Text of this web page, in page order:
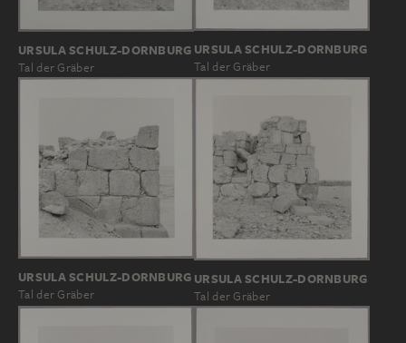
URSULA SCHULZ-DORNBURG
Tal der Gräber
URSULA SCHULZ-DORNBURG
Tal der Gräber
URSULA SCHULZ-DORNBURG
Tal der Gräber
URSULA SCHULZ-DORNBURG
Tal der Gräber